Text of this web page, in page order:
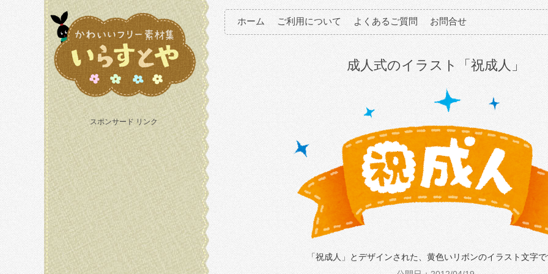
スポンサード リンク
ホーム ご利用について よくあるご質問 お問合せ
成人式のイラスト「祝成人」
「祝成人」とデザインされた、黄色いリボンのイラスト文字